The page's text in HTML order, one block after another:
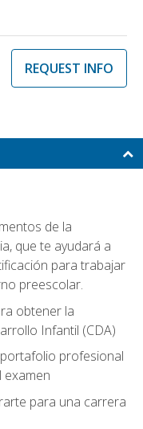
REQUEST INFO
de la
que te ayudará a
para trabajar
preescolar.
obtener la
Infantil (CDA)
profesional
examen
para una carrera